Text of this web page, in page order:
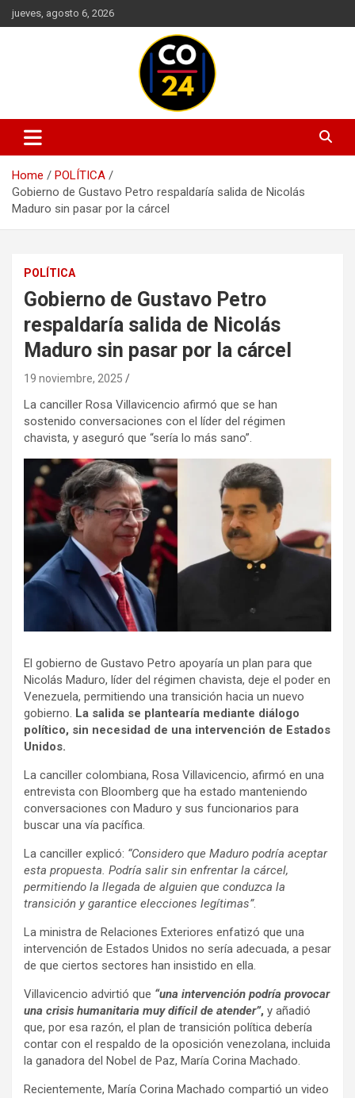
Skip
to
jueves, agosto 6, 2026
Noticias Colombia 24 Horas |
Últimas Noticias de Colombia y
el Mundo
Mantente informado con las últimas actualizaciones en política,
economía, deportes, tecnología y más. Información confiable y
actualizada en un solo lugar.
Home
POLÍTICA
Gobierno de Gustavo Petro respaldaría salida de Nicolás
Maduro sin pasar por la cárcel
POLÍTICA
Gobierno de Gustavo Petro
respaldaría salida de Nicolás
Maduro sin pasar por la cárcel
19 noviembre, 2025
La canciller Rosa Villavicencio afirmó que se han
sostenido conversaciones con el líder del régimen
chavista, y aseguró que “sería lo más sano”.
El gobierno de Gustavo Petro apoyaría un plan para que
Nicolás Maduro, líder del régimen chavista, deje el poder en
Venezuela, permitiendo una transición hacia un nuevo
gobierno. La salida se plantearía mediante diálogo
político, sin necesidad de una intervención de Estados
Unidos.
La canciller colombiana, Rosa Villavicencio, afirmó en una
entrevista con Bloomberg que ha estado manteniendo
conversaciones con Maduro y sus funcionarios para
buscar una vía pacífica.
La canciller explicó: “Considero que Maduro podría aceptar
esta propuesta. Podría salir sin enfrentar la cárcel,
permitiendo la llegada de alguien que conduzca la
transición y garantice elecciones legítimas”.
La ministra de Relaciones Exteriores enfatizó que una
intervención de Estados Unidos no sería adecuada, a pesar
de que ciertos sectores han insistido en ella.
Villavicencio advirtió que “una intervención podría provocar
una crisis humanitaria muy difícil de atender”, y añadió
que, por esa razón, el plan de transición política debería
contar con el respaldo de la oposición venezolana, incluida
la ganadora del Nobel de Paz, María Corina Machado.
Recientemente, María Corina Machado compartió un video